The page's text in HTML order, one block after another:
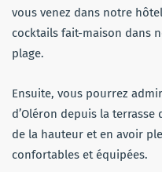
vous venez dans notre
cocktails fait-maison dans
plage.
Ensuite, vous pourrez
d’Oléron depuis la
de la hauteur et en avoir
confortables et équipées.